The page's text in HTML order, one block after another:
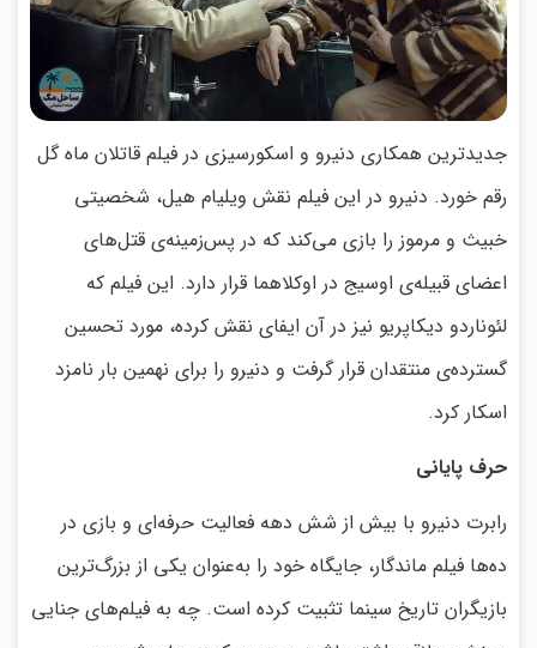
جدیدترین همکاری دنیرو و اسکورسیزی در فیلم قاتلان ماه گل
رقم خورد. دنیرو در این فیلم نقش ویلیام هیل، شخصیتی
خبیث و مرموز را بازی می‌کند که در پس‌زمینه‌ی قتل‌های
اعضای قبیله‌ی اوسیج در اوکلاهما قرار دارد. این فیلم که
لئوناردو دیکاپریو نیز در آن ایفای نقش کرده، مورد تحسین
گسترده‌ی منتقدان قرار گرفت و دنیرو را برای نهمین بار نامزد
اسکار کرد.
حرف پایانی
رابرت دنیرو با بیش از شش دهه فعالیت حرفه‌ای و بازی در
ده‌ها فیلم ماندگار، جایگاه خود را به‌عنوان یکی از بزرگ‌ترین
بازیگران تاریخ سینما تثبیت کرده است. چه به فیلم‌های جنایی